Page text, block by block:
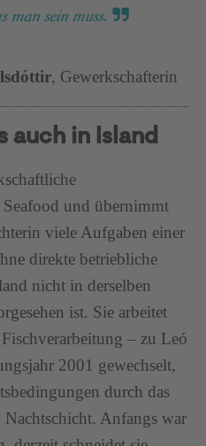
man sein muss.
, Gewerkschafterin
auch in Island
und übernimmt
viele Aufgaben einer
direkte betriebliche
nicht in derselben
ist. Sie arbeitet
– zu Leó
2001 gewechselt,
durch das
Anfangs war